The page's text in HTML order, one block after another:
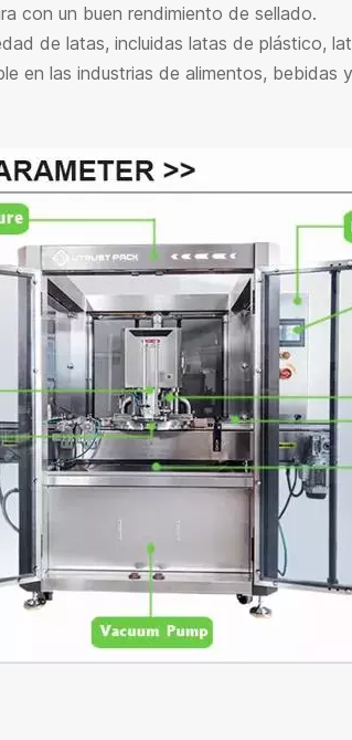
con un buen rendimiento de sellado.
de latas, incluidas latas de plástico,
en las industrias de alimentos, bebidas